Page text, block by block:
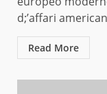
d;’affari
Read More